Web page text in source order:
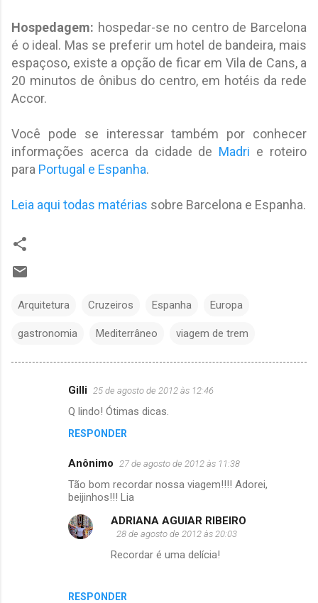
Hospedagem: hospedar-se no centro de Barcelona
é o ideal. Mas se preferir um hotel de bandeira, mais
espaçoso, existe a opção de ficar em Vila de Cans, a
20 minutos de ônibus do centro, em hotéis da rede
Accor.
Você pode se interessar também por conhecer
informações acerca da cidade de Madri e roteiro
para Portugal e Espanha.
Leia aqui todas matérias sobre Barcelona e Espanha.
Arquitetura Cruzeiros Espanha Europa
gastronomia Mediterrâneo viagem de trem
Gilli 25 de agosto de 2012 às 12:46
Q lindo! Ótimas dicas.
RESPONDER
Anônimo 27 de agosto de 2012 às 11:38
Tão bom recordar nossa viagem!!!! Adorei,
beijinhos!!! Lia
RESPONDER
ADRIANA AGUIAR RIBEIRO
28 de agosto de 2012 às 20:03
Recordar é uma delícia!